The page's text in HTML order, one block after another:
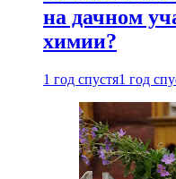
на дачном
химии?
1 год спустя1 год